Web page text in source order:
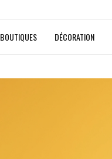
BOUTIQUES DÉCORATION